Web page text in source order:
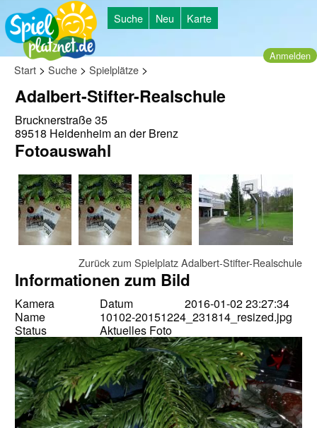
Suche Neu Karte
Anmelden
Start > Suche > Spielplätze >
Adalbert-Stifter-Realschule
Brucknerstraße 35
89518 Heidenheim an der Brenz
Fotoauswahl
Zurück zum Spielplatz Adalbert-Stifter-Realschule
Informationen zum Bild
Kamera Datum
2016-01-02 23:27:34
Name
10102-20151224_231814_resized.jpg
Status
Aktuelles Foto